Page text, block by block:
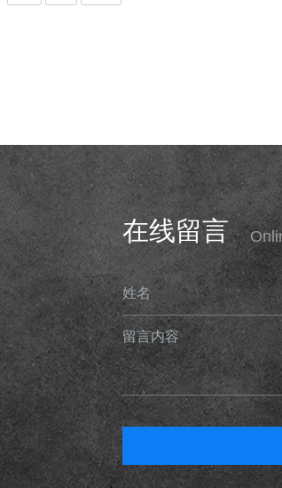
在线留言
姓名
留言内容